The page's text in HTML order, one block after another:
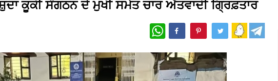
ਕੂਕੀ ਸੰਗਠਨ ਦੇ ਮੁਖੀ ਸਮੇਤ ਚਾਰ ਅੱਤਵਾਦੀ ਗ੍ਰਿਫ਼ਤਾਰ
WhatsApp